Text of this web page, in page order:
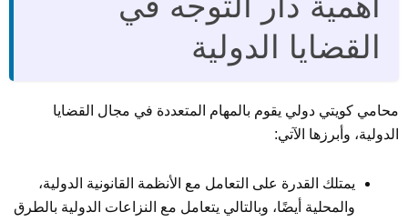
القضايا الدولية
محامي كويتي دولي يقوم بالمهام المتعددة في مجال القضايا
الدولية، وأبرزها الآتي:
يمتلك القدرة على التعامل مع الأنظمة القانونية الدولية،
والمحلية أيضًا، وبالتالي يتعامل مع النزاعات الدولية بالطرق